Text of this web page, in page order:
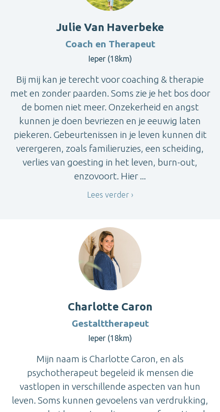
Julie Van Haverbeke
Coach en Therapeut
Ieper (18km)
Bij mij kan je terecht voor coaching & therapie
met en zonder paarden. Soms zie je het bos door
de bomen niet meer. Onzekerheid en angst
kunnen je doen bevriezen en je eeuwig laten
piekeren. Gebeurtenissen in je leven kunnen dit
verergeren, zoals familieruzies, een scheiding,
verlies van goesting in het leven, burn-out,
enzovoort. Hier ...
Lees verder
Charlotte Caron
Gestalttherapeut
Ieper (18km)
Mijn naam is Charlotte Caron, en als
psychotherapeut begeleid ik mensen die
vastlopen in verschillende aspecten van hun
leven. Soms kunnen gevoelens van verdrukking,